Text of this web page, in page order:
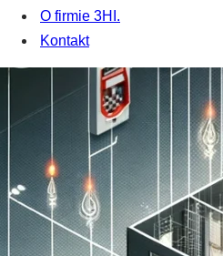
O firmie 3HI.
Kontakt